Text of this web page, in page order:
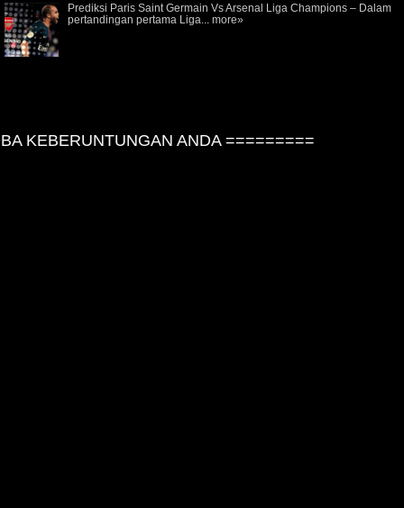
Prediksi Paris Saint Germain Vs Arsenal Liga Champions – Dalam
pertandingan pertama Liga... more»
KEBERUNTUNGAN ANDA =========